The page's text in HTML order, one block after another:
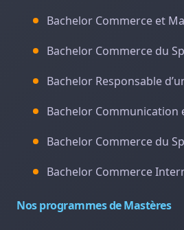
Bachelor Commerce et
Bachelor Commerce du
Bachelor Responsable
Bachelor Communication
Bachelor Commerce du
Bachelor Commerce
Nos programmes de Mastères